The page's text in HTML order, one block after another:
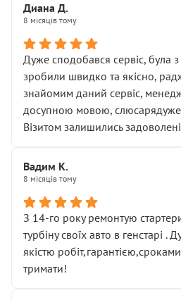
Диана Д.
8 місяців тому
Дуже сподобався сервіс, була
зробили швидко та якісно,
знайомим даний сервіс,
досупною мовою, слюсарядуже
Візитом залишились задоволені
Вадим К.
8 місяців тому
З 14-го року ремонтую
турбіну своїх авто в генстарі .
якістю
тримати!